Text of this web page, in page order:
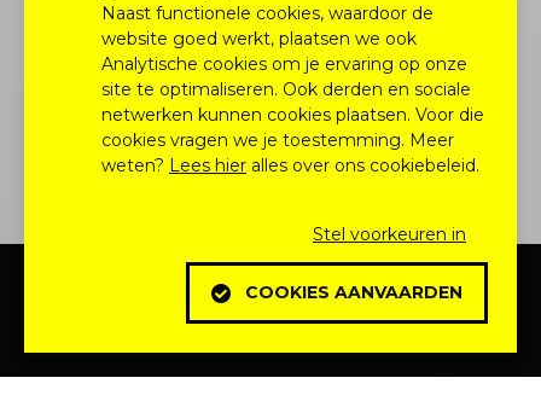
Fb Ig Yt Li
Privacy Policy
Cookie Policy
Algemene voorwaarden
Naast functionele cookies, waardoor de
website goed werkt, plaatsen we ook
Analytische cookies om je ervaring op onze
site te optimaliseren. Ook derden en sociale
netwerken kunnen cookies plaatsen. Voor die
cookies vragen we je toestemming. Meer
weten? Lees hier alles over ons cookiebeleid.
Stel voorkeuren in
COOKIES AANVAARDEN
STEL VOORKEUREN